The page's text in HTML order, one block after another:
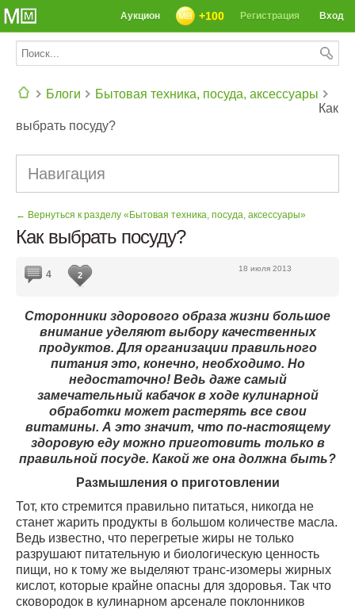
Вход
Регистрация
+100
Аукцион
Блоги
Бытовая техника, посуда, аксессуары
Как
выбрать посуду?
Навигация
← Вернуться к разделу «Бытовая техника, посуда, аксессуары»
Как выбрать посуду?
18 июля 2013
4 2
Сторонники здорового образа жизни большое
внимание уделяют выбору качественных
продуктов. Для организации правильного
питания это, конечно, необходимо. Но
недостаточно! Ведь даже самый
замечательный кабачок в ходе кулинарной
обработки может растерять все свои
витамины. А это значит, что по-настоящему
здоровую еду можно приготовить только в
правильной посуде. Какой же она должна быть?
Размышления о приготовлении
Тот, кто стремится правильно питаться, никогда не
станет жарить продукты в большом количестве масла.
Ведь известно, что перегретые жиры не только
разрушают питательную и биологическую ценность
пищи, но к тому же выделяют транс-изомеры жирных
кислот, которые крайне опасны для здоровья. Так что
сковородок в кулинарном арсенале поклонников